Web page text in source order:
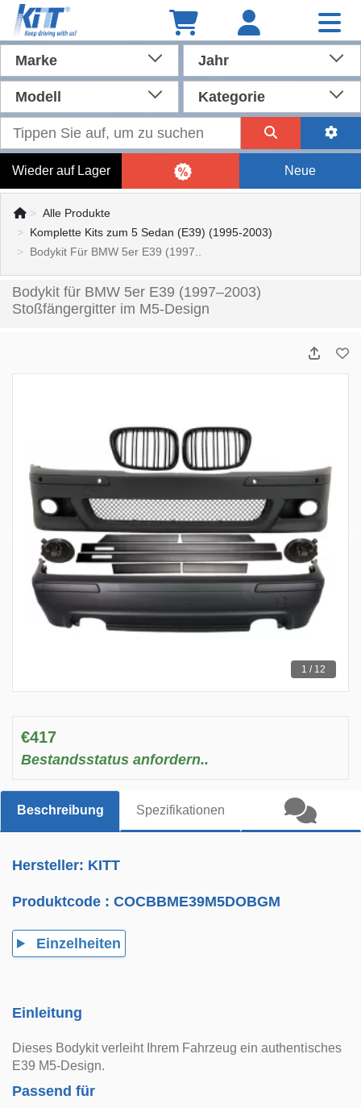
Marke Jahr
Modell Kategorie
Wieder auf Lager Neue
Alle Produkte
Komplette Kits zum 5 Sedan (E39) (1995-2003)
Bodykit Für BMW 5er E39 (1997..
Bodykit für BMW 5er E39 (1997–2003)
Stoßfängergitter im M5-Design
1 / 12
€417
Bestandsstatus anfordern..
Beschreibung Spezifikationen
Hersteller: KITT
Produktcode :COCBBME39M5DOBGM
Einzelheiten
Einleitung
Dieses Bodykit verleiht Ihrem Fahrzeug ein authentisches
E39 M5-Design.
Passend für